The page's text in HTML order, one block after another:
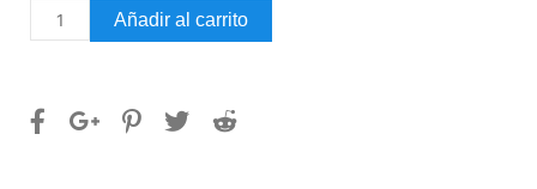
CAPACITOR
ARRANQUE
149
Añadir al carrito